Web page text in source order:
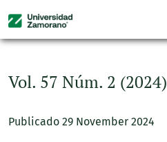
Vol. 57 Núm. 2 (2024)
Publicado 29 November 2024